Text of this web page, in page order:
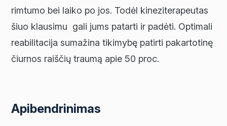
rimtumo bei laiko po jos. Todėl kineziterapeutas
šiuo klausimu gali jums patarti ir padėti. Optimali
reabilitacija sumažina tikimybę patirti pakartotinę
čiurnos raiščių traumą apie 50 proc.
Apibendrinimas